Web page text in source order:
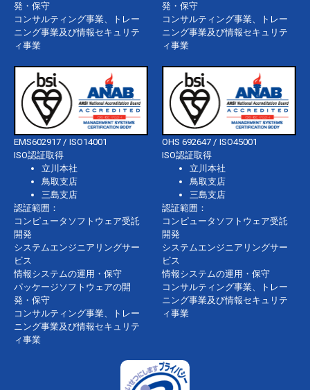
発・保守
コンサルティング事業、トレー
ニング事業及び情報セキュリテ
ィ事業
発・保守
コンサルティング事業、トレー
ニング事業及び情報セキュリテ
ィ事業
EMS602917 / ISO14001
ISO認証取得
立川本社
鳥取支店
三島支店
認証範囲：
コンピュータソフトウェア受託
開発
システムエンジニアリングサー
ビス
情報システムの運用・保守
パッケージソフトウェアの開
発・保守
コンサルティング事業、トレー
ニング事業及び情報セキュリテ
ィ事業
OHS 692647 / ISO45001
ISO認証取得
立川本社
鳥取支店
三島支店
認証範囲：
コンピュータソフトウェア受託
開発
システムエンジニアリングサー
ビス
情報システムの運用・保守
コンサルティング事業、トレー
ニング事業及び情報セキュリテ
ィ事業